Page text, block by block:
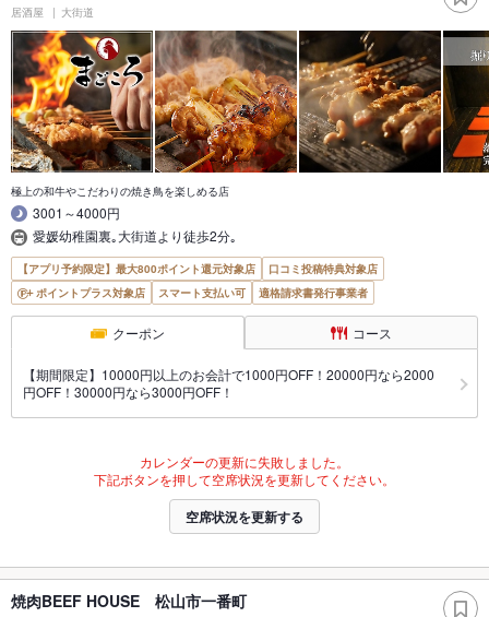
居酒屋 大街道
極上の和牛やこだわりの焼き鳥を楽しめる店
3001～4000円
愛媛幼稚園裏｡大街道より徒歩2分｡
【アプリ予約限定】最大800ポイント還元対象店
口コミ投稿特典対象店
ポイントプラス対象店
スマート支払い可 適格請求書発行事業者
クーポン コース
【期間限定】10000円以上のお会計で1000円OFF！20000円なら2000
円OFF！30000円なら3000円OFF！
カレンダーの更新に失敗しました。
下記ボタンを押して空席状況を更新してください。
空席状況を更新する
焼肉BEEF HOUSE 松山市一番町